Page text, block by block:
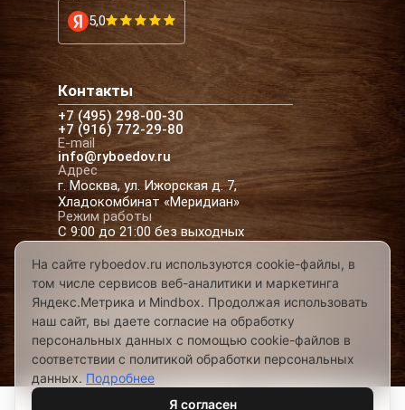
5,0
Контакты
+7 (495) 298-00-30
+7 (916) 772-29-80
E-mail
info@ryboedov.ru
Адрес
г. Москва, ул. Ижорская д. 7,
Хладокомбинат «Меридиан»
Режим работы
С 9:00 до 21:00 без выходных
© 2026,Рыбоедовъ— доставка рыбы и
морепродуктов в Москве
Предложения на сайте не являются офертой
Разработано в
На сайте ryboedov.ru используются cookie-файлы, в
том числе сервисов веб-аналитики и маркетинга
Яндекс.Метрика и Mindbox. Продолжая использовать
наш сайт, вы даете согласие на обработку
персональных данных с помощью cookie-файлов в
соответствии с политикой обработки персональных
данных. Подробнее
Я согласен